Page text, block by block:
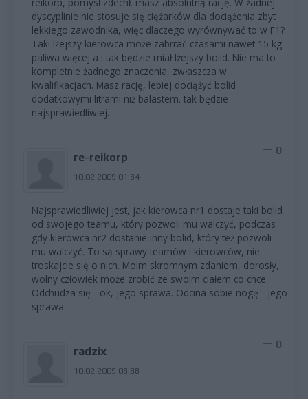
dyscyplinie nie stosuje się ciężarków dla dociążenia zbyt
lekkiego zawodnika, więc dlaczego wyrównywać to w F1?
Taki lżejszy kierowca może zabrrać czasami nawet 15 kg
paliwa więcej a i tak będzie miał lżejszy bolid. Nie ma to
kompletnie żadnego znaczenia, zwłaszcza w
kwalifikacjach. Masz rację, lepiej dociążyć bolid
dodatkowymi litrami niż balastem. tak będzie
najsprawiedliwiej.
re-reikorp
10.02.2009 01:34
0
Najsprawiedliwiej jest, jak kierowca nr1 dostaje taki bolid
od swojego teamu, który pozwoli mu walczyć, podczas
gdy kierowca nr2 dostanie inny bolid, który też pozwoli
mu walczyć. To są sprawy teamów i kierowców, nie
troskajcie się o nich. Moim skromnym zdaniem, dorosły,
wolny człowiek może zrobić ze swoim ciałem co chce.
Odchudza się - ok, jego sprawa. Odcina sobie nogę - jego
sprawa.
radzix
10.02.2009 08:38
0